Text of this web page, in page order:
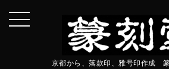
京都から、落款印、雅号印作成